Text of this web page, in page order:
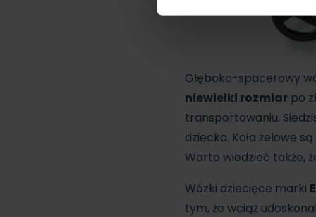
Głęboko-spacerowy
niewielki rozmiar po
transportowaniu.
dziecka. Koła żelowe
Warto wiedzieć także,
Wózki dziecięce marki
tym, że wciąż